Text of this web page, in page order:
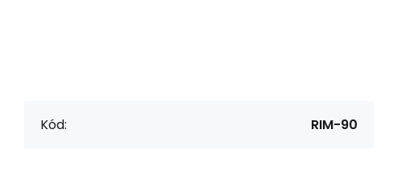
Kód: RIM-90